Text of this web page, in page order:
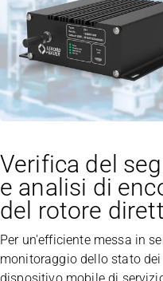
Verifica del
e analisi di
del rotore
Per un'efficiente messa in
monitoraggio dello stato